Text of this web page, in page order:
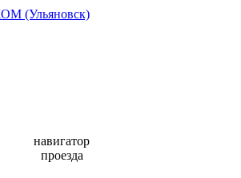
навигатор
проезда